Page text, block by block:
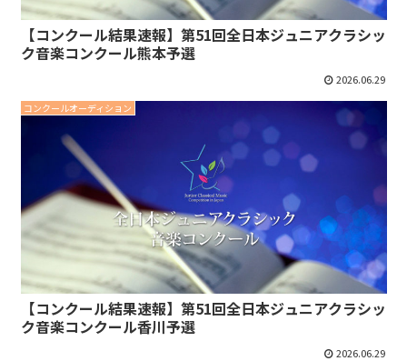
【コンクール結果速報】第51回全日本ジュニアクラシッ
ク音楽コンクール熊本予選
2026.06.29
コンクールオーディション
【コンクール結果速報】第51回全日本ジュニアクラシッ
ク音楽コンクール香川予選
2026.06.29